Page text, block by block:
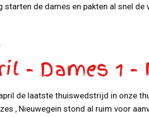
starten de dames en pakten al snel de
- Dames 1 -
de laatste thuiswedstrijd in onze
, Nieuwegein stond al ruim voor